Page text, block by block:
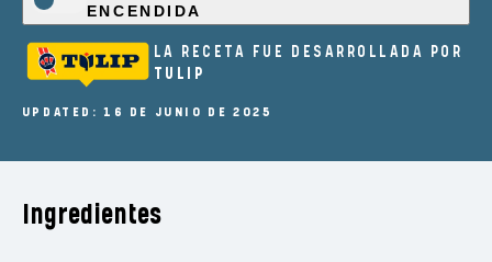
ENCENDIDA
LA RECETA FUE DESARROLLADA POR
TULIP
UPDATED: 16 DE JUNIO DE 2025
Ingredientes